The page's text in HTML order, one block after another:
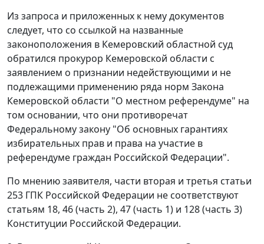
Из запроса и приложенных к нему документов
следует, что со ссылкой на названные
законоположения в Кемеровский областной суд
обратился прокурор Кемеровской области с
заявлением о признании недействующими и не
подлежащими применению ряда норм Закона
Кемеровской области "О местном референдуме" на
том основании, что они противоречат
Федеральному закону "Об основных гарантиях
избирательных прав и права на участие в
референдуме граждан Российской Федерации".
По мнению заявителя, части вторая и третья статьи
253 ГПК Российской Федерации не соответствуют
статьям 18, 46 (часть 2), 47 (часть 1) и 128 (часть 3)
Конституции Российской Федерации.